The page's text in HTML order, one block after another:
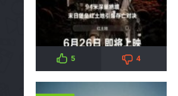
5 4